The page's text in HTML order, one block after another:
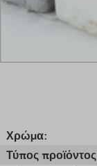
Χρώμα:
Τύπος